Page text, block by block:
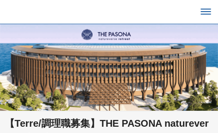
【Terre/調理職募集】THE PASONA naturever